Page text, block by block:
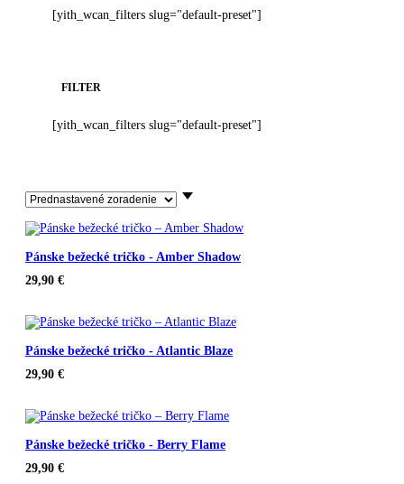
[yith_wcan_filters slug="default-preset"]
FILTER
[yith_wcan_filters slug="default-preset"]
Pánske bežecké tričko - Amber Shadow
29,90 €
Pánske bežecké tričko - Atlantic Blaze
29,90 €
Pánske bežecké tričko - Berry Flame
29,90 €